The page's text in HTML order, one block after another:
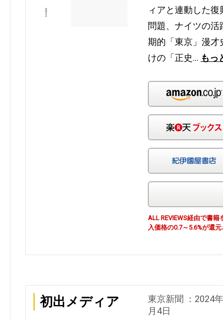
ィアと連動した
問題、ナイツの
期的「東京」漫才
けの「正史… もっ
ALL REVIEWS経由で書
入価格の0.7～5.6%が還
初出メディア
東京新聞 ：2024
月4日